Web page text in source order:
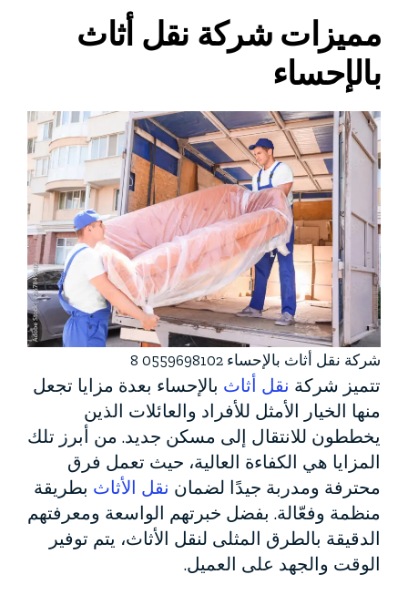
مميزات شركة نقل أثاث
بالإحساء
شركة نقل أثاث بالإحساء 0559698102 8
تتميز شركة نقل أثاث بالإحساء بعدة مزايا تجعل
منها الخيار الأمثل للأفراد والعائلات الذين
يخططون للانتقال إلى مسكن جديد. من أبرز تلك
المزايا هي الكفاءة العالية، حيث تعمل فرق
محترفة ومدربة جيدًا لضمان نقل الأثاث بطريقة
منظمة وفعّالة. بفضل خبرتهم الواسعة ومعرفتهم
الدقيقة بالطرق المثلى لنقل الأثاث، يتم توفير
الوقت والجهد على العميل.